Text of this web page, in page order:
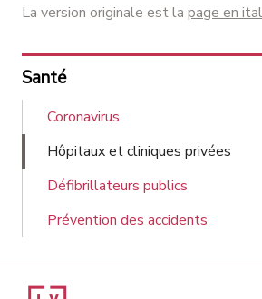
La version originale est la page en
Santé
Coronavirus
Hôpitaux et cliniques privées
Défibrillateurs publics
Prévention des accidents